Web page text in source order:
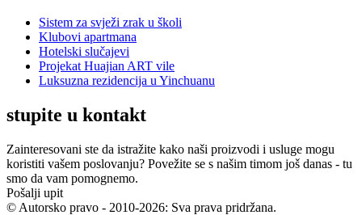
Sistem za svježi zrak u školi
Klubovi apartmana
Hotelski slučajevi
Projekat Huajian ART vile
Luksuzna rezidencija u Yinchuanu
stupite u kontakt
Zainteresovani ste da istražite kako naši proizvodi i usluge mogu
koristiti vašem poslovanju? Povežite se s našim timom još danas - tu
smo da vam pomognemo.
Pošalji upit
© Autorsko pravo - 2010-2026: Sva prava pridržana.